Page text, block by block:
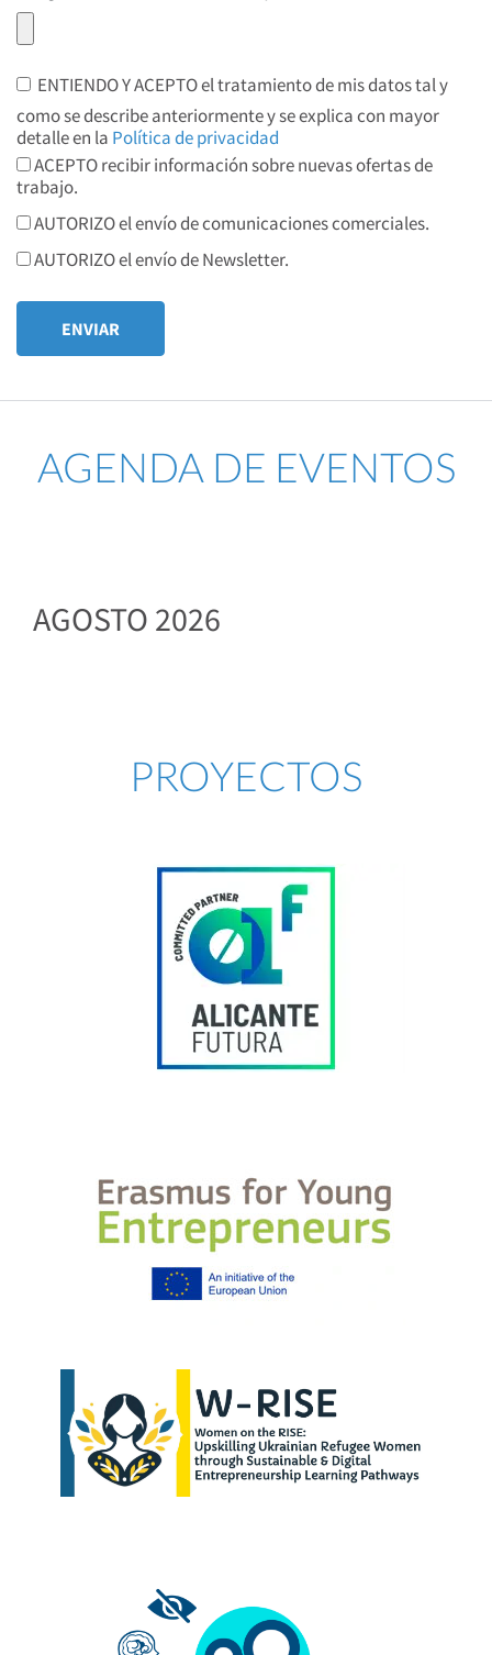
ENTIENDO Y ACEPTO el tratamiento de mis datos tal y
como se describe anteriormente y se explica con mayor
detalle en la Política de privacidad
ACEPTO recibir información sobre nuevas ofertas de
trabajo.
AUTORIZO el envío de comunicaciones comerciales.
AUTORIZO el envío de Newsletter.
AGENDA DE EVENTOS
AGOSTO 2026
PROYECTOS